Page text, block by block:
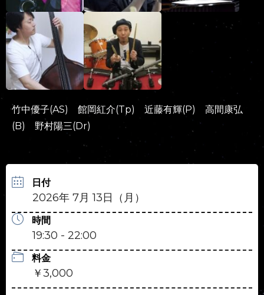
竹中優子(AS) 館岡紅介(Tp) 近藤有輝(P) 高間康弘
(B) 野村陽三(Dr)
日付
2026年 7月 13日（月）
時間
19:30 - 22:00
料金
￥3,000